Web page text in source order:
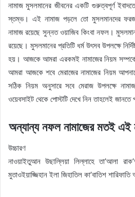
নামাজ মুসলমানের জীবনের একটি গুরুত্বপূর্ণ
স্তম্ভ। এই নামাজ পড়লে তো মুসলমানদের
নামাজ রয়েছে সুন্নত ওয়াজিব কিংবা নফল।
রয়েছে। মুসলমানের প্রতিটি ধর্ম উৎসব উপলক্ষে
হয়। আজকে আমরা এরকমই নামাজের নিয়ম
আমরা আজকে শবে মেরাজের নামাজের নিয়ম
সঠিক নিয়ম অনুসারে সবে মেরাজ উপলক্ষে
ওয়েবসাইট থেকে পোস্টটি দেখে নিন তাহলেই জানতে
অন্যান্য নফল নামাজের মতই এই
উচ্চারণ
নাওয়াইতুআন উছাল্লিয়া লিল্লাহে তা’আলা
মুতাওইয়াজ্জিহান ইলা জিহাতিল কা’বাতিশ